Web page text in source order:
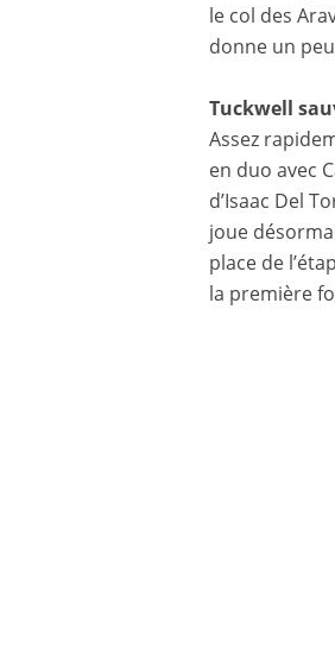
le col des
donne un
Tuckwell
Assez
en duo avec
d’Isaac Del
joue
place de
la première